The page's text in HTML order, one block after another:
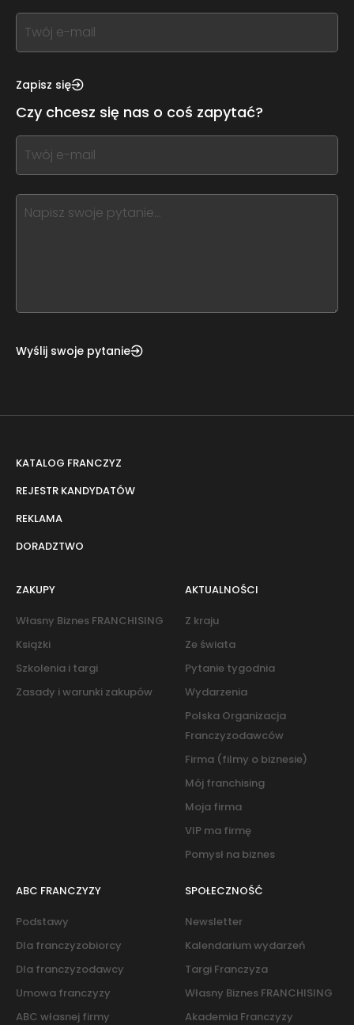
If
you
this,
this
form
field
blank
Zapisz się
Czy chcesz się nas o coś zapytać?
If
you
this,
leave
Wyślij swoje pytanie
KATALOG FRANCZYZ
REJESTR KANDYDATÓW
REKLAMA
DORADZTWO
ZAKUPY
Własny Biznes FRANCHISING
Książki
Szkolenia i targi
Zasady i warunki zakupów
AKTUALNOŚCI
Z kraju
Ze świata
Pytanie tygodnia
Wydarzenia
Polska Organizacja
Franczyzodawców
Firma (filmy o biznesie)
Mój franchising
Moja firma
VIP ma firmę
Pomysł na biznes
ABC FRANCZYZY
Podstawy
Dla franczyzobiorcy
Dla franczyzodawcy
Umowa franczyzy
ABC własnej firmy
SPOŁECZNOŚĆ
Newsletter
Kalendarium wydarzeń
Targi Franczyza
Własny Biznes FRANCHISING
Akademia Franczyzy